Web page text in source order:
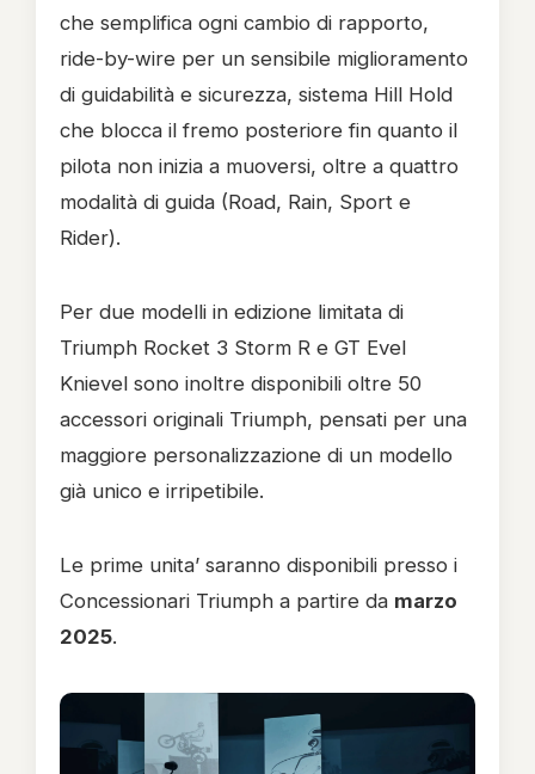
che semplifica ogni cambio di rapporto,
ride-by-wire per un sensibile miglioramento
di guidabilità e sicurezza, sistema Hill Hold
che blocca il fremo posteriore fin quanto il
pilota non inizia a muoversi, oltre a quattro
modalità di guida (Road, Rain, Sport e
Rider).
Per due modelli in edizione limitata di
Triumph Rocket 3 Storm R e GT Evel
Knievel sono inoltre disponibili oltre 50
accessori originali Triumph, pensati per una
maggiore personalizzazione di un modello
già unico e irripetibile.
Le prime unita’ saranno disponibili presso i
Concessionari Triumph a partire da marzo
2025.